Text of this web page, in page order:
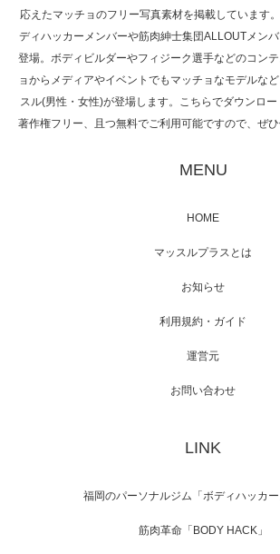
た（6/8放送）
映画「メカバース」舞台
【TV】NHK BS「COOL
「ねとらぼ」さんに…
応えたマッチョのフリー写真素材を掲載しています
ディハッカーメンバーや筋肉紳士集団ALLOUTメン
登場。ボディビルダーやフィジーク選手などのコン
ョからメディアやイベントでもマッチョなモデルな
スル(男性・女性)が登場します。こちらでダウンロ
著作権フリー、且つ無料でご利用可能ですので、ぜひ
MENU
HOME
マッスルプラスとは
お知らせ
利用規約・ガイド
運営元
お問い合わせ
LINK
福岡のパーソナルジム「ボディハッカー
筋肉革命「BODY HACK」